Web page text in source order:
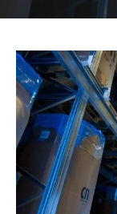
Pl
En